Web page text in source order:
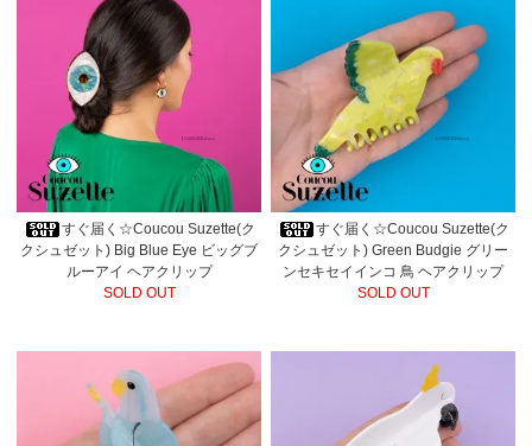
すぐ届く☆Coucou Suzette(ク
クシュゼット) Big Blue Eye ビッグブ
ルーアイ ヘアクリップ
SOLD OUT
すぐ届く☆Coucou Suzette(ク
クシュゼット) Green Budgie グリー
ンセキセイインコ 鳥 ヘアクリップ
SOLD OUT